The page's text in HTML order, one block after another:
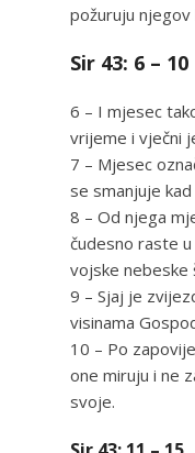
požuruju njegov
Sir 43: 6 – 10
6 – I mjesec
vrijeme i vječni
7 – Mjesec
se smanjuje
8 – Od njega
čudesno raste
vojske nebeske
9 – Sjaj je
visinama
10 – Po
one miruju i ne
svoje.